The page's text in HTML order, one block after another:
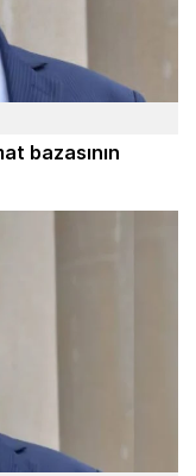
bazasının